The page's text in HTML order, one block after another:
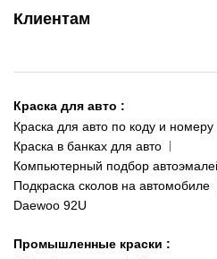
ул. Рабочая, 2-а
093 611-39-23
(ориентир: Интайм №40)
Одесса
пр-т Акад. Глушко, 29
066 554-97-70
Клиентам
Доставка и оплата
Сотрудничество
Наши публикации
Публичная оферта
Политика конфиденциальности
Краска для авто :
Краска для авто по коду и номеру
Краска в банках для авто
Компьютерный подбор
Подкраска сколов на автомобиле
Daewoo 92U
Промышленные краски :